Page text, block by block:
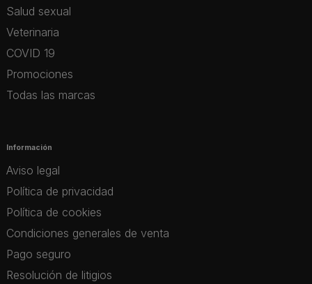
Salud sexual
Veterinaria
COVID 19
Promociones
Todas las marcas
Información
Aviso legal
Política de privacidad
Política de cookies
Condiciones generales de venta
Pago seguro
Resolución de litigios